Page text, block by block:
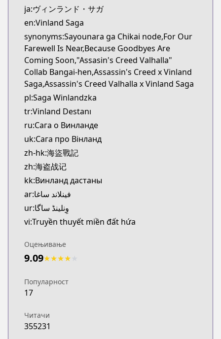
Kitsu
Kitsu
https://kitsu.app/manga/1456
CDJapan
CDJapan
https://www.anime-planet.com/manga/https://
MangaUpdates
MangaUpdates
https://www.mangaupdates.com/
Book☆Walker
Book☆Walker
https://bookwalker.jp/series/3555/list
Official English
Official English
https://comics.inkr.com/title/2107-vinland-
ja:ヴィンランド・サガ
en:Vinland Saga
synonyms:Sayounara ga Chikai node,For Our
Farewell Is Near,Because Goodbyes Are
Coming Soon,"Assasin's Creed Valhalla"
Collab Bangai-hen,Assassin's Creed x Vinland
Saga,Assassin's Creed Valhalla x Vinland Saga
pl:Saga Winlandzka
tr:Vinland Destanı
ru:Сага о Винланде
uk:Сага про Вінланд
zh-hk:海盜戰記
zh:海盗战记
kk:Винланд дастаны
ar:فينلاند ساغا
ur:وِنلینڈ ساگا
vi:Truyền thuyết miền đất hứa
Оцењивање
9.09★★★★
Популарност
17
Читачи
355231